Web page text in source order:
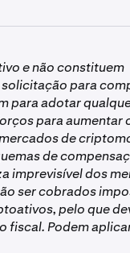
durante o período
mercado spot
maior será a sua
Total
000
000
e não constituem
para
para adotar
para aumentar
de
de
imprevisível dos
ser cobrados
pelo que
fiscal. Podem